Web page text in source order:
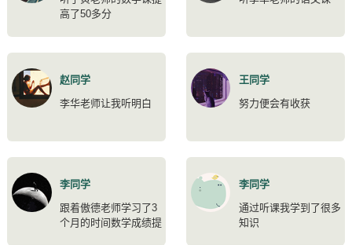
高了50多分
赵同学
李华老师让我听明白
王同学
努力便会有收获
李同学
跟着傲德老师学习了3
个月的时间数学成绩提
李同学
通过听课我学到了很多
知识